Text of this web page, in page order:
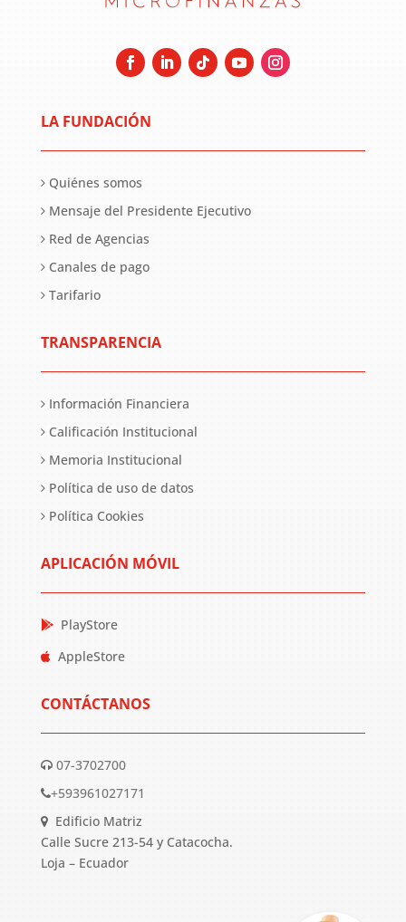
LA FUNDACIÓN
Quiénes somos
Mensaje del Presidente Ejecutivo
Red de Agencias
Canales de pago
Tarifario
TRANSPARENCIA
Información Financiera
Calificación Institucional
Memoria Institucional
Política de uso de datos
Política Cookies
APLICACIÓN MÓVIL
PlayStore
AppleStore
CONTÁCTANOS
07-3702700
+593961027171
Edificio Matriz
Calle Sucre 213-54 y Catacocha.
Loja – Ecuador